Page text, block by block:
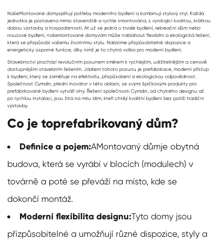
NašeMontované domysplňují potřeby moderního bydlení a kombinují stylový styl. Každá
jednotka je postavena mimo staveniště a rychle smontována, s vynikající kvalitou, krátkou
dobou výstavby a hospodárností. Ať už se jedná o trvalé bydlení, rekreační dům nebo
nouzové bydlení, našemontované domyvám může nabídnout flexibilní a ekologická řešení,
která se přizpůsobí vašemu životnímu stylu. Nabízíme přizpůsobitelné dispozice a
energeticky úsporné funkce, díky nimž je to chytrá volba pro moderní bydlení.
Stavebnictví prochází revolučním posunem směrem k rychlejším, udržitelnějším a cenově
dostupnějším stavebním řešením. Jádrem tohoto posunu je prefabrikace, moderní přístup
k bydlení, který se zaměřuje na efektivitu, přizpůsobení a ekologickou odpovědnost.
Společnost Cymdin, přední inovátor v této oblasti, se svými špičkovými produkty pro
prefabrikované bydlení vytváří vlny. Řešení společnosti Cymdin, od chytrého designu až
po rychlou instalaci, jsou šitá na míru těm, kteří chtějí kvalitní bydlení bez potíží tradiční
výstavby.
Co je toprefabrikovaný dům?
Definice a pojem:AMontovaný důmje obytná
budova, která se vyrábí v blocích (modulech) v
továrně a poté se převáží na místo, kde se
dokončí montáž.
Moderní flexibilita designu:Tyto domy jsou
přizpůsobitelné a umožňují různé dispozice, styly a